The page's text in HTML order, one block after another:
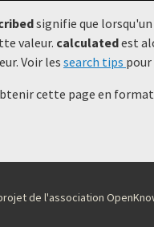
signifie que
valeur. calculatedest
Voir les search tips
cette page en
de l'association